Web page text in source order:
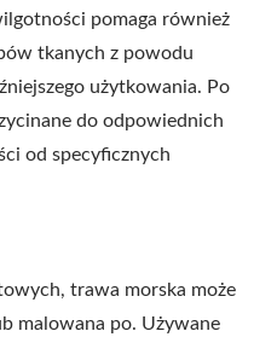
pomaga również
tkanych z powodu
użytkowania. Po
do odpowiednich
od specyficznych
trawa morska może
malowana po. Używane